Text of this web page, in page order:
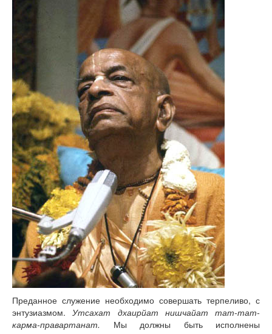
Преданное служение необходимо совершать терпеливо, с
энтузиазмом.Утсахат дхаирйат нишчайат тат-тат-
карма-правартанат. Мы должны быть исполнены